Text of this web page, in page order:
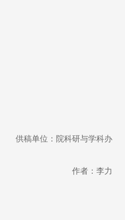
供稿单位：院科研与学科办
作者：李力